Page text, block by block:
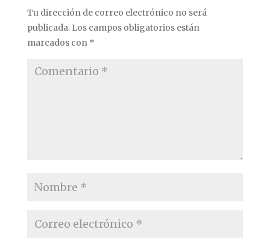
Tu dirección de correo electrónico no será
publicada. Los campos obligatorios están
marcados con *